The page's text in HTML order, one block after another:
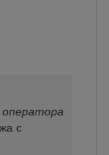
с